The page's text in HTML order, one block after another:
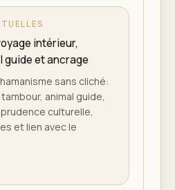
intérieur,
guide et ancrage
sans cliché:
animal guide,
culturelle,
et lien avec le